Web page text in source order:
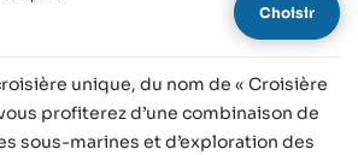
Choisir
unique, du nom de « Croisière
profiterez d’une combinaison de
sous-marines et d’exploration des